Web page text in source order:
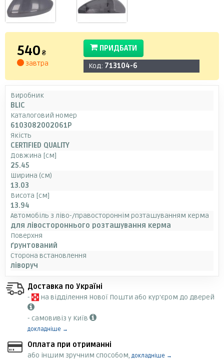
540 ₴
завтра
ПРИДБАТИ
Код: 713104-6
Виробник
BLIC
Каталоговий номер
6103082002061P
Якість
CERTIFIED QUALITY
Довжина [см]
25.45
Ширина (см)
13.03
Висота [см]
13.94
Автомобіль з ліво-/правостороннім розташуванням керма
для лівостороннього розташування керма
Поверхня
ґрунтований
Сторона встановлення
ліворуч
Доставка по Україні
-
на відділення Нової Пошти або кур'єром до дверей
- самовивіз у Київ
докладніше →
Оплата при отриманні
або іншим зручним способом, докладніше →